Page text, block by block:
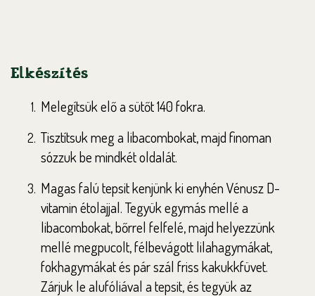
Elkészítés
Melegítsük elő a sütőt 140 fokra.
Tisztítsuk meg a libacombokat, majd finoman
sózzuk be mindkét oldalát.
Magas falú tepsit kenjünk ki enyhén Vénusz D-
vitamin étolajjal. Tegyük egymás mellé a
libacombokat, bőrrel felfelé, majd helyezzünk
mellé megpucolt, félbevágott lilahagymákat,
fokhagymákat és pár szál friss kakukkfüvet.
Zárjuk le alufóliával a tepsit, és tegyük az